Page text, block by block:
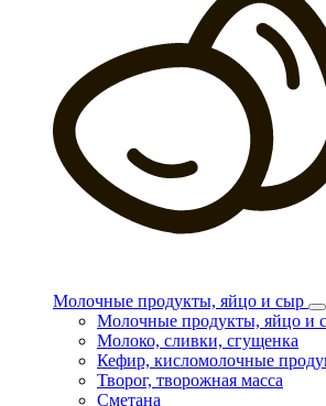
Молочные продукты, яйцо и сыр
Молочные продукты, яйцо и
Молоко, сливки, сгущенка
Кефир, кисломолочные
Творог, творожная масса
Сметана